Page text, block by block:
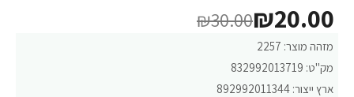
מזהה מוצר: 2257
מק"ט: 832992013719
ארץ ייצור: 892992011344
₪20.00
₪30.00